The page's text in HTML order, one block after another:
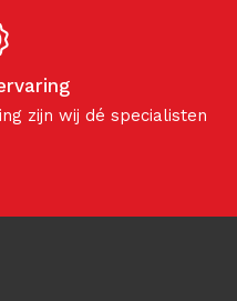
zijn wij dé specialisten